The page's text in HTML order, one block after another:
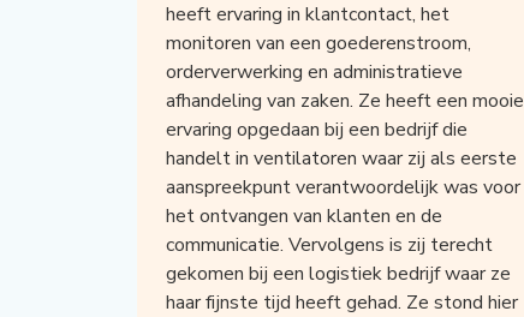
heeft ervaring in klantcontact, het
monitoren van een goederenstroom,
orderverwerking en administratieve
afhandeling van zaken. Ze heeft een mooie
ervaring opgedaan bij een bedrijf die
handelt in ventilatoren waar zij als eerste
aanspreekpunt verantwoordelijk was voor
het ontvangen van klanten en de
communicatie. Vervolgens is zij terecht
gekomen bij een logistiek bedrijf waar ze
haar fijnste tijd heeft gehad. Ze stond hier